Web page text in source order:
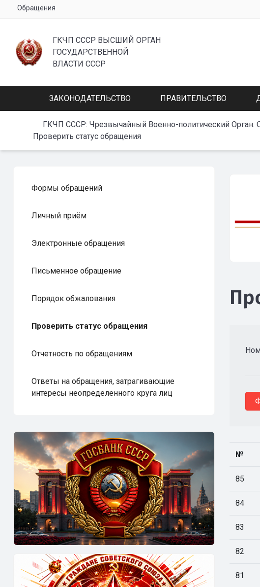
Обращения
ГКЧП СССР ВЫСШИЙ ОРГАН
ГОСУДАРСТВЕННОЙ
ВЛАСТИ СССР
ЗАКОНОДАТЕЛЬСТВО ПРАВИТЕЛЬСТВО
ГКЧП СССР: Чрезвычайный Военно-политический Орган.
Проверить статус обращения
Формы обращений
Личный приём
Электронные обращения
Письменное обращение
Порядок обжалования
Проверить статус обращения
Отчетность по обращениям
Ответы на обращения, затрагивающие
интересы неопределенного круга лиц
№
85
84
83
82
81